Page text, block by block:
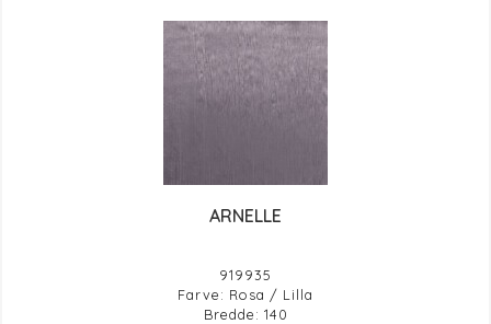
ARNELLE
919935
Farve: Rosa / Lilla
Bredde: 140